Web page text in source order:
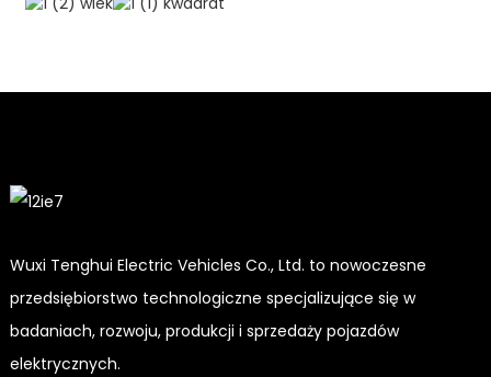
Wuxi Tenghui Electric Vehicles Co., Ltd. to nowoczesne
przedsiębiorstwo technologiczne specjalizujące się w
badaniach, rozwoju, produkcji i sprzedaży pojazdów
elektrycznych.